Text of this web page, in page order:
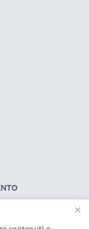
e il
ricarica
scatto con
con schermo
spedizione
×